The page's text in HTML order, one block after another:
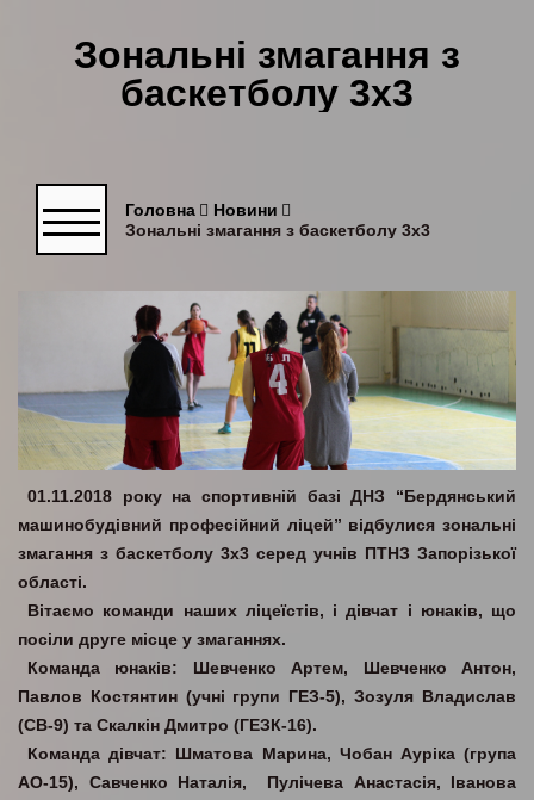
Зональні змагання з
баскетболу 3х3
Головна
Новини
Зональні змагання з баскетболу 3х3
01.11.2018 року на спортивній базі ДНЗ “Бердянський
машинобудівний професійний ліцей” відбулися зональні
змагання з баскетболу 3х3 серед учнів ПТНЗ Запорізької
області.
Вітаємо команди наших ліцеїстів, і дівчат і юнаків, що
посіли друге місце у змаганнях.
Команда юнаків: Шевченко Артем, Шевченко Антон,
Павлов Костянтин (учні групи ГЕЗ-5), Зозуля Владислав
(СВ-9) та Скалкін Дмитро (ГЕЗК-16).
Команда дівчат: Шматова Марина, Чобан Ауріка (група
АО-15), Савченко Наталія, Пулічева Анастасія, Іванова